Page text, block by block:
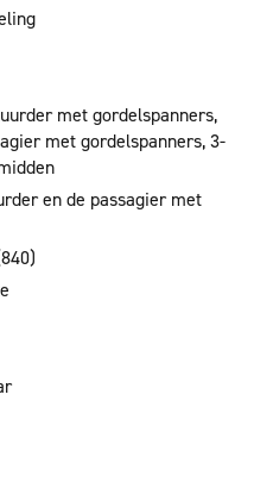
met gordelspanners,
met gordelspanners, 3-
en de passagier met